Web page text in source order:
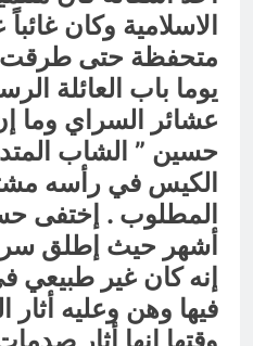
الاسلامية وكان
متحفظة حتى طرقت
يوما باب العائلة
عشائر السراي وما
حسين ” الشاب
الكيس في رأسه
المطلوب . إختفى
أشهر حيث إطلق
إنه كان غير طبيعي
فيها وهن وعليه